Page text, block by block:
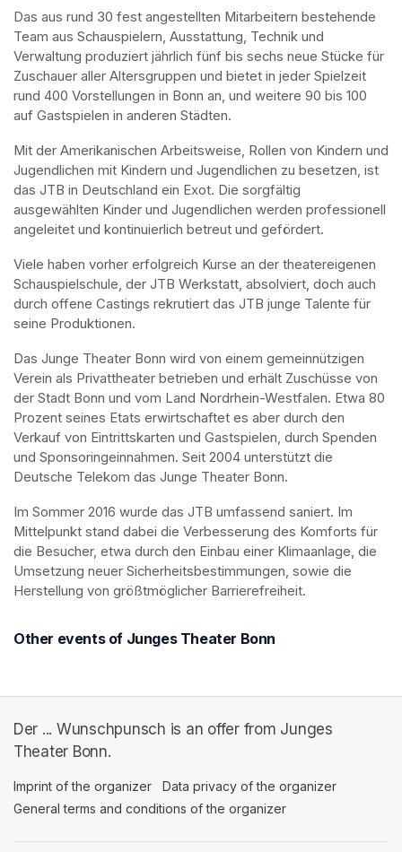
Das aus rund 30 fest angestellten Mitarbeitern bestehende
Team aus Schauspielern, Ausstattung, Technik und
Verwaltung produziert jährlich fünf bis sechs neue Stücke für
Zuschauer aller Altersgruppen und bietet in jeder Spielzeit
rund 400 Vorstellungen in Bonn an, und weitere 90 bis 100
auf Gastspielen in anderen Städten.
Mit der Amerikanischen Arbeitsweise, Rollen von Kindern und
Jugendlichen mit Kindern und Jugendlichen zu besetzen, ist
das JTB in Deutschland ein Exot. Die sorgfältig
ausgewählten Kinder und Jugendlichen werden professionell
angeleitet und kontinuierlich betreut und gefördert.
Viele haben vorher erfolgreich Kurse an der theatereigenen
Schauspielschule, der JTB Werkstatt, absolviert, doch auch
durch offene Castings rekrutiert das JTB junge Talente für
seine Produktionen.
Das Junge Theater Bonn wird von einem gemeinnützigen
Verein als Privattheater betrieben und erhält Zuschüsse von
der Stadt Bonn und vom Land Nordrhein-Westfalen. Etwa 80
Prozent seines Etats erwirtschaftet es aber durch den
Verkauf von Eintrittskarten und Gastspielen, durch Spenden
und Sponsoringeinnahmen. Seit 2004 unterstützt die
Deutsche Telekom das Junge Theater Bonn.
Im Sommer 2016 wurde das JTB umfassend saniert. Im
Mittelpunkt stand dabei die Verbesserung des Komforts für
die Besucher, etwa durch den Einbau einer Klimaanlage, die
Umsetzung neuer Sicherheitsbestimmungen, sowie die
Herstellung von größtmöglicher Barrierefreiheit.
Other events of Junges Theater Bonn
Der ... Wunschpunsch is an offer from Junges
Theater Bonn.
Imprint of the organizer (opens in a new tab)
Data privacy of the organizer
General terms and conditions of the organizer